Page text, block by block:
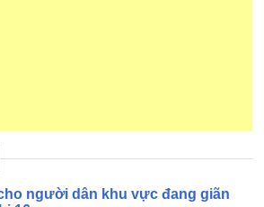
người dân khu vực đang giãn